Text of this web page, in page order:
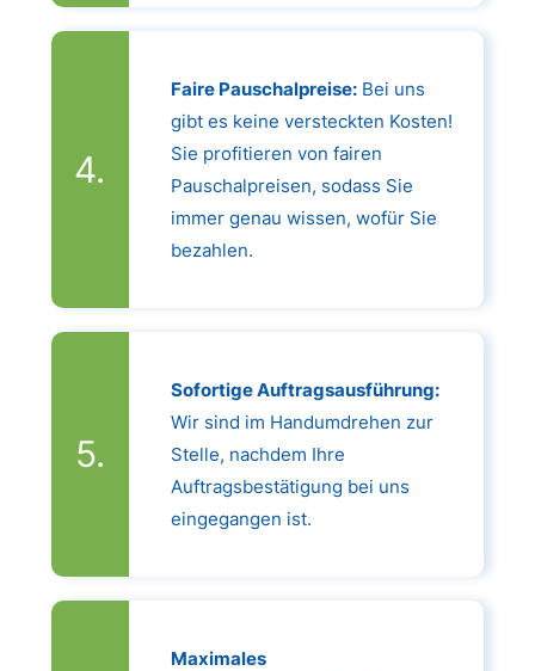
Faire Pauschalpreise:Bei uns
gibt es keine versteckten Kosten!
Sie profitieren von fairen
Pauschalpreisen, sodass Sie
immer genau wissen, wofür Sie
bezahlen.
Sofortige Auftragsausführung:
Wir sind im Handumdrehen zur
Stelle, nachdem Ihre
Auftragsbestätigung bei uns
eingegangen ist.
Maximales